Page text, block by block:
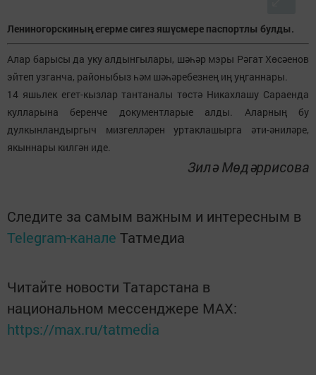
Лениногорскиның егерме сигез яшүсмере паспортлы булды.
Алар барысы да уку алдынгылары, шәһәр мэры Рәгат Хөсәенов
эйтеп узганча, районыбыз һәм шәһәребезнең иң уңганнары.
14 яшьлек егет-кызлар тантаналы төстә Никахлашу Сараенда
кулларына беренче документларые алды. Аларның бу
дулкынландыргыч мизгелләрен уртаклашырга әти-әниләре,
якыннары килгән иде.
Зилә Мөдәррисова
Следите за самым важным и интересным в
Telegram-канале Татмедиа
Читайте новости Татарстана в
национальном мессенджере MАХ:
https://max.ru/tatmedia